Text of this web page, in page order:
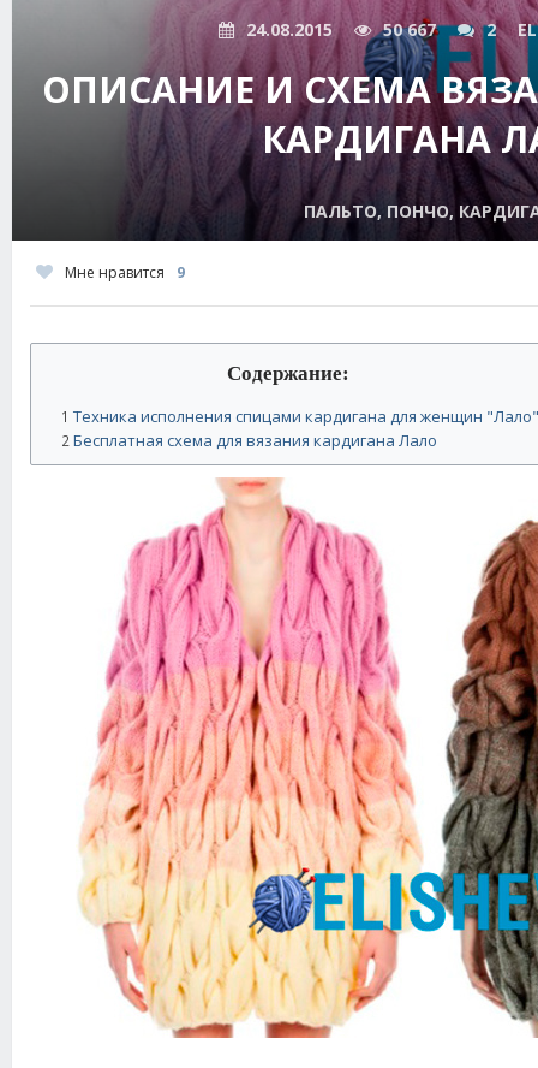
24.08.2015 50 667 2
ОПИСАНИЕ И СХЕМА
КАРДИГАНА
ПАЛЬТО, ПОНЧО,
Мне нравится 9
Содержание:
1 Техника исполнения спицами кардигана для женщин "Лало"
2 Бесплатная схема для вязания кардигана Лало